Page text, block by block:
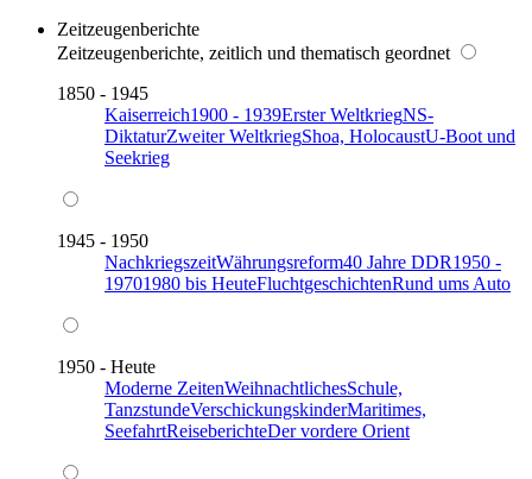
Zeitzeugenberichte
Zeitzeugenberichte, zeitlich und thematisch geordnet
1850 - 1945
Kaiserreich1900 - 1939Erster WeltkriegNS-
DiktaturZweiter WeltkriegShoa, HolocaustU-Boot und
Seekrieg
1945 - 1950
NachkriegszeitWährungsreform40 Jahre DDR1950 -
19701980 bis HeuteFluchtgeschichtenRund ums Auto
1950 - Heute
Moderne ZeitenWeihnachtlichesSchule,
TanzstundeVerschickungskinderMaritimes,
SeefahrtReiseberichteDer vordere Orient